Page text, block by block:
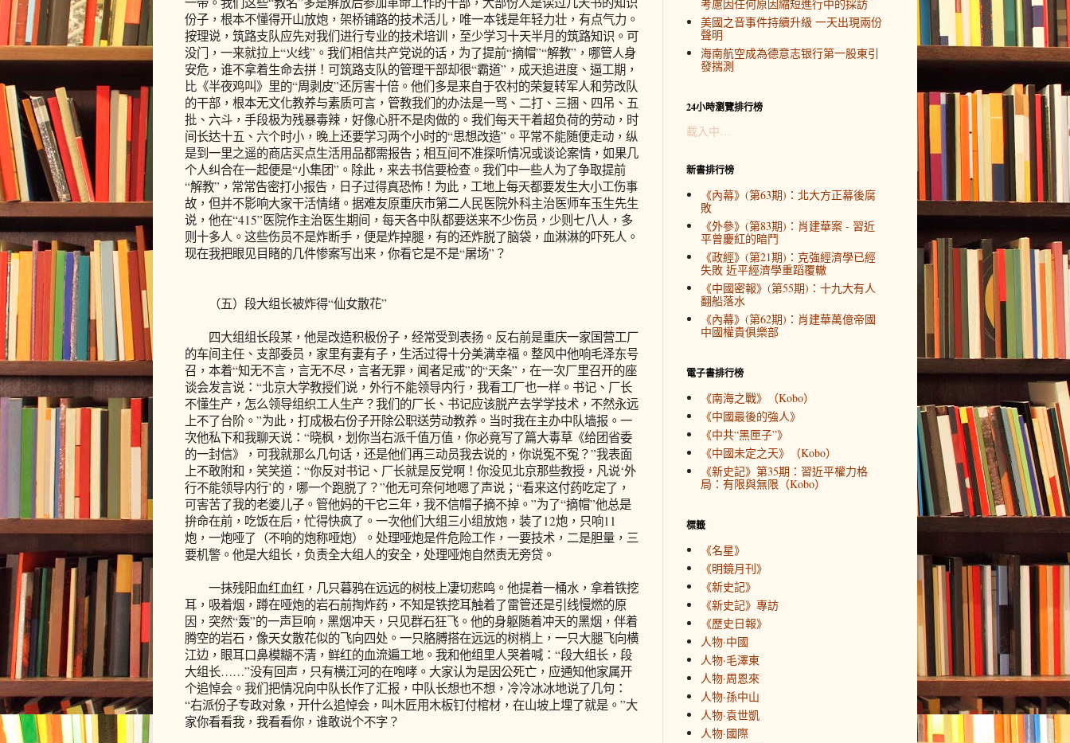
份子，根本不懂得开山放炮，架桥铺路的技术活儿，唯一本钱是年轻力壮，有点气力。
按理说，筑路支队应先对我们进行专业的技术培训，至少学习十天半月的筑路知识。可
没门，一来就拉上“火线”。我们相信共产党说的话，为了提前“摘帽”“解教”，哪管人身
安危，谁不拿着生命去拼！可筑路支队的管理干部却很“霸道”，成天追进度、逼工期，
比《半夜鸡叫》里的“周剥皮”还厉害十倍。他们多是来自于农村的荣复转军人和劳改队
的干部，根本无文化教养与素质可言，管教我们的办法是一骂、二打、三捆、四吊、五
批、六斗，手段极为残暴毒辣，好像心肝不是肉做的。我们每天干着超负荷的劳动，时
间长达十五、六个时小，晚上还要学习两个小时的“思想改造”。平常不能随便走动，纵
是到一里之遥的商店买点生活用品都需报告；相互间不准探听情况或谈论案情，如果几
个人纠合在一起便是“小集团”。除此，来去书信要检查。我们中一些人为了争取提前
“解教”，常常告密打小报告，日子过得真恐怖！为此，工地上每天都要发生大小工伤事
故，但并不影响大家干活情绪。据难友原重庆市第二人民医院外科主治医师车玉生先生
说，他在“415”医院作主治医生期间，每天各中队都要送来不少伤员，少则七八人，多
则十多人。这些伤员不是炸断手，便是炸掉腿，有的还炸脱了脑袋，血淋淋的吓死人。
现在我把眼见目睹的几件惨案写出来，你看它是不是“屠场”？
（五）段大组长被炸得“仙女散花”
四大组组长段某，他是改造积极份子，经常受到表扬。反右前是重庆一家国营工厂
的车间主任、支部委员，家里有妻有子，生活过得十分美满幸福。整风中他响毛泽东号
召，本着“知无不言，言无不尽，言者无罪，闻者足戒”的“天条”，在一次厂里召开的座
谈会发言说：“北京大学教授们说，外行不能领导内行，我看工厂也一样。书记、厂长
不懂生产，怎么领导组织工人生产？我们的厂长、书记应该脱产去学学技术，不然永远
上不了台阶。”为此，打成极右份子开除公职送劳动教养。当时我在主办中队墙报。一
次他私下和我聊天说：“晓枫，划你当右派千值万值，你必竟写了篇大毒草《给团省委
的一封信》，可我就那么几句话，还是他们再三动员我去说的，你说冤不冤？”我表面
上不敢附和，笑笑道：“你反对书记、厂长就是反党啊！你没见北京那些教授，凡说‘外
行不能领导内行’的，哪一个跑脱了？”他无可奈何地嗯了声说；“看来这付药吃定了，
可害苦了我的老婆儿子。管他妈的干它三年，我不信帽子摘不掉。”为了“摘帽”他总是
拚命在前，吃饭在后，忙得快疯了。一次他们大组三小组放炮，装了12炮，只响11
炮，一炮哑了（不响的炮称哑炮）。处理哑炮是件危险工作，一要技术，二是胆量，三
要机警。他是大组长，负责全大组人的安全，处理哑炮自然责无旁贷。
一抹残阳血红血红，几只暮鸦在远远的树枝上凄切悲鸣。他提着一桶水，拿着铁挖
耳，吸着烟，蹲在哑炮的岩石前掏炸药，不知是铁挖耳触着了雷管还是引线慢燃的原
因，突然“轰”的一声巨响，黑烟冲天，只见群石狂飞。他的身躯随着冲天的黑烟，伴着
腾空的岩石，像天女散花似的飞向四处。一只胳膊搭在远远的树梢上，一只大腿飞向横
江边，眼耳口鼻模糊不清，鲜红的血流遍工地。我和他组里人哭着喊：“段大组长，段
大组长……”没有回声，只有横江河的在咆哮。大家认为是因公死亡，应通知他家属开
个追悼会。我们把情况向中队长作了汇报，中队长想也不想，冷冷冰冰地说了几句：
“右派份子专政对象，开什么追悼会，叫木匠用木板钉付棺材，在山坡上埋了就是。”大
家你看看我，我看看你，谁敢说个不字？
考慮因任何原因縮短進行中的採訪
美國之音事件持續升級 一天出現兩份
聲明
海南航空成為德意志银行第一股東引
發揣測
24小時瀏覽排行榜
載入中…
新書排行榜
《內幕》(第63期)：北大方正幕後腐
敗
《外參》(第83期)：肖建華案 - 習近
平曾慶紅的暗鬥
《政經》(第21期)：克強經濟學已經
失敗 近平經濟學重蹈覆轍
《中國密報》(第55期)：十九大有人
翻船落水
《內幕》(第62期)：肖建華萬億帝國
中國權貴俱樂部
電子書排行榜
《南海之戰》（Kobo）
《中國最後的強人》
《中共“黑匣子”》
《中國未定之天》（Kobo）
《新史記》第35期：習近平權力格
局：有限與無限（Kobo）
標籤
《名星》
《明鏡月刊》
《新史記》
《新史記》專訪
《歷史日報》
人物·中國
人物·毛澤東
人物·周恩來
人物·孫中山
人物·袁世凱
人物·國際